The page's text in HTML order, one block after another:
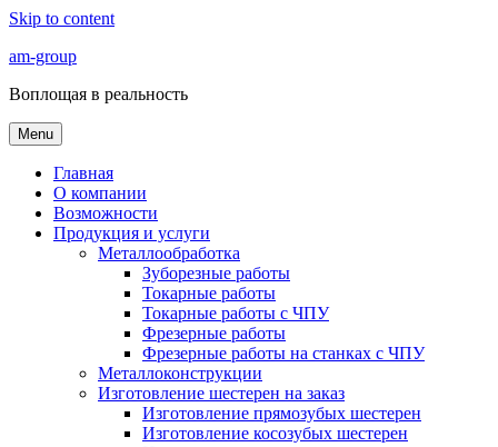
Skip to content
am-group
Воплощая в реальность
Menu
Главная
О компании
Возможности
Продукция и услуги
Металлообработка
Зуборезные работы
Токарные работы
Токарные работы с ЧПУ
Фрезерные работы
Фрезерные работы на станках с ЧПУ
Металлоконструкции
Изготовление шестерен на заказ
Изготовление прямозубых шестерен
Изготовление косозубых шестерен